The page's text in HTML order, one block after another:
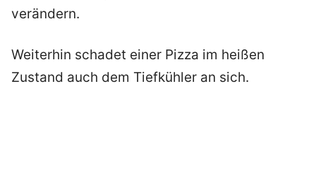
verändern.
Weiterhin schadet einer Pizza im heißen
Zustand auch dem Tiefkühler an sich.